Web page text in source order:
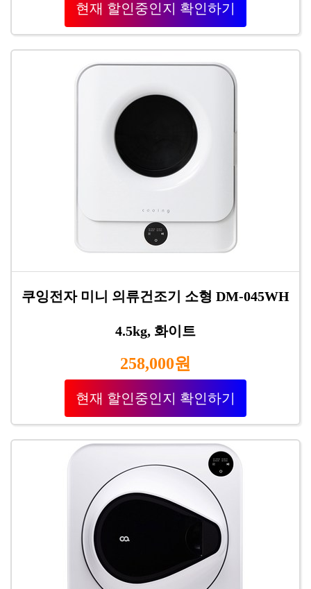
현재 할인중인지 확인하기
쿠잉전자 미니 의류건조기 소형 DM-045WH
4.5kg, 화이트
258,000원
현재 할인중인지 확인하기